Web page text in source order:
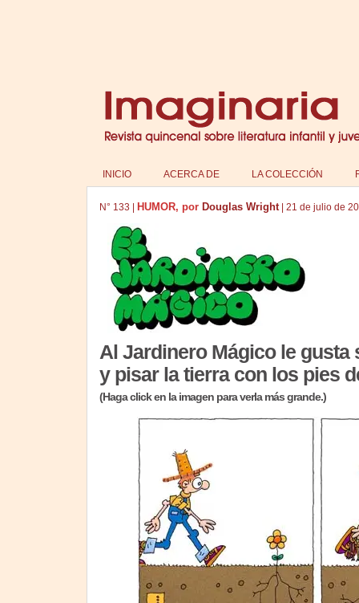
INICIO ACERCA DE LA COLECCIÓN
N° 133 HUMOR, por Douglas Wright 21 de julio de
Al Jardinero Mágico le gusta
y pisar la tierra con los pies
(Haga click en la imagen para verla más grande.)